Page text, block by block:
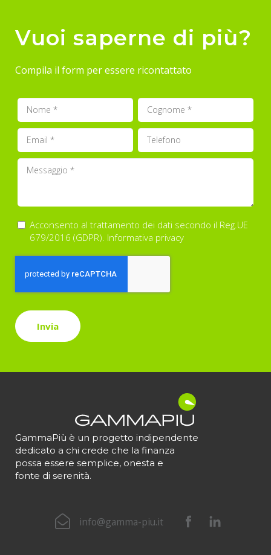
Vuoi saperne di più?
Compila il form per essere ricontattato
Acconsento al trattamento dei dati secondo il Reg.UE
679/2016 (GDPR). Informativa privacy
GammaPiù è un progetto indipendente
dedicato a chi crede che la finanza
possa essere semplice, onesta e
fonte di serenità.
info@gamma-piu.it